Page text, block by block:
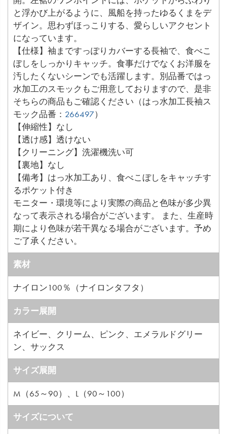
と浮かび上がるように、風船を持ったゆるくまをデ
ザイン。思わずほっこりする、愛らしいアクセント
になっています。
【仕様】袖まですっぽりカバーする長袖で、食べこ
ぼしをしっかりキャッチ。食事だけでなくお洋服を
汚したくないシーンでも活躍します。別品番ではっ
水加工のスモックもご用意しておりますので、是非
そちらの商品もご確認ください（はっ水加工長袖ス
モック品番： 266497）
【伸縮性】なし
【透け感】透けない
【クリーニング】洗濯機洗い可
【裏地】なし
【備考】はっ水加工あり、食べこぼしをキャッチす
るポケット付き
モニター・環境等により実際の商品と色味が多少異
なって表示される場合がございます。 また、生産時
期により色味が若干異なる場合がございます。予め
ご了承ください。
素材
ナイロン100％（ナイロンタフタ）
カラー展開
ネイビー、クリーム、ピンク、エメラルドグリー
ン、サックス
サイズ展開
M（65～90）、L（90～100）
サイズについて